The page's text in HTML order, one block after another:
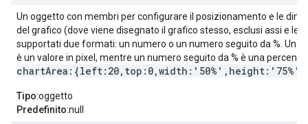
Un oggetto con membri per configurare il posizionamento e le
del grafico (dove viene disegnato il grafico stesso, esclusi assi e
supportati due formati: un numero o un numero seguito da %. Un
è un valore in pixel, mentre un numero seguito da % è una
chartArea:{left:20,top:0,width:'50%',height:'75%'}
Tipo:oggetto
Predefinito:null